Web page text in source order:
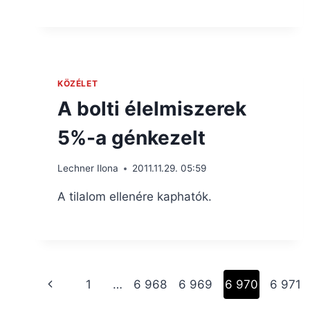
KÖZÉLET
A bolti élelmiszerek
5%-a génkezelt
Lechner Ilona 2011.11.29. 05:59
A tilalom ellenére kaphatók.
Page
Previous
1 … 6 968 6 969 6 970 6 971